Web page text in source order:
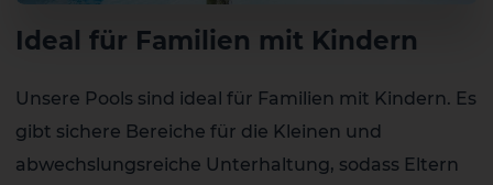
Ideal für Familien mit Kindern
Unsere Pools sind ideal für Familien mit Kindern. Es
gibt sichere Bereiche für die Kleinen und
abwechslungsreiche Unterhaltung, sodass Eltern